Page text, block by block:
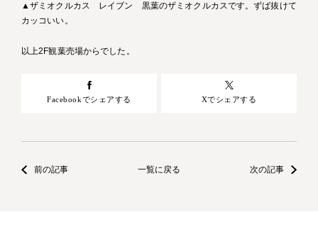
▲ザミオクルカス レイブン 黒葉のザミオクルカスです。ずば抜けて
カッコいい。
以上2F観葉売場からでした。
Facebookでシェアする Xでシェアする
前の記事 一覧に戻る 次の記事